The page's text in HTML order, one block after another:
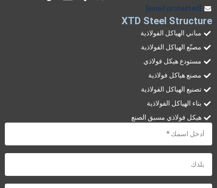
XTD Steel Structure
مباني الهياكل الفولاذية
مصنّع الهياكل الفولاذية
مستودع هيكل فولاذي
مصنع هياكل فولاذية
تصنيع الهياكل الفولاذية
بناء الهياكل الفولاذية
هيكل فولاذي مسبق الصنع